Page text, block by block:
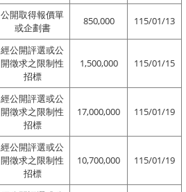
公開取得報價單
或企劃書
850,000 115/01/13
經公開評選或公
開徵求之限制性
招標
1,500,000 115/01/15
經公開評選或公
開徵求之限制性
招標
17,000,000 115/01/19
經公開評選或公
開徵求之限制性
招標
10,700,000 115/01/19